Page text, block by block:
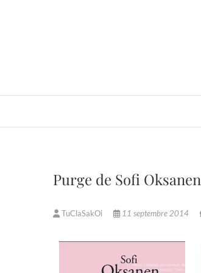
Purge de Sofi Oksanen
TuClaSakOi 11 septembre 2014